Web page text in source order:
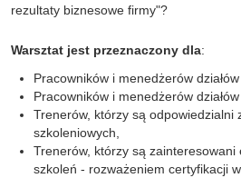
rezultaty biznesowe firmy"?
Warsztat jest przeznaczony dla:
Pracowników i menedżerów
Pracowników i menedżerów działów
Trenerów, którzy są odpowiedzialni
szkoleniowych,
Trenerów, którzy są zainteresowani
szkoleń - rozważeniem certyfikacji